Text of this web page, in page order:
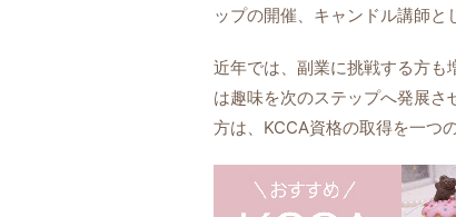
ップの開催、キャンドル講師と
近年では、副業に挑戦する方
は趣味を次のステップへ発展
方は、KCCA資格の取得を一つ